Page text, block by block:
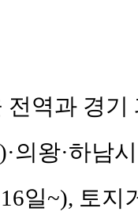
역과 경기
의왕·하남
일~), 토지